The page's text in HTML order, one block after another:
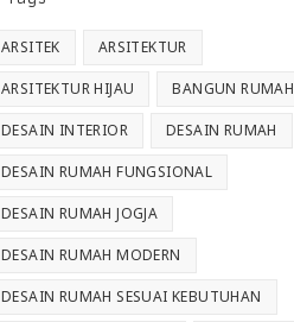
ARSITEK ARSITEKTUR
ARSITEKTUR HIJAU BANGUN RUMAH
DESAIN INTERIOR DESAIN RUMAH
DESAIN RUMAH FUNGSIONAL
DESAIN RUMAH JOGJA
DESAIN RUMAH MODERN
DESAIN RUMAH SESUAI KEBUTUHAN